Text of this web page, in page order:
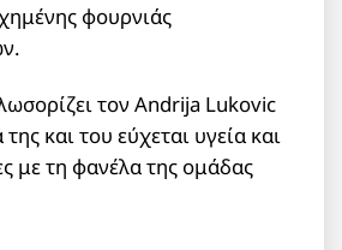
φουρνιάς
τον Andrija Lukovic
και του εύχεται υγεία και
με τη φανέλα της ομάδας